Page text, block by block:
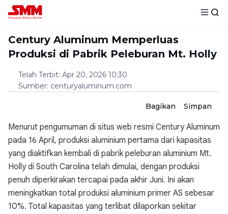
Century Aluminum Memperluas
Produksi di Pabrik Peleburan Mt. Holly
Telah Terbit: Apr 20, 2026 10:30
Sumber: centuryaluminum.com
Bagikan Simpan
Menurut pengumuman di situs web resmi Century Aluminum
pada 16 April, produksi aluminium pertama dari kapasitas
yang diaktifkan kembali di pabrik peleburan aluminium Mt.
Holly di South Carolina telah dimulai, dengan produksi
penuh diperkirakan tercapai pada akhir Juni. Ini akan
meningkatkan total produksi aluminium primer AS sebesar
10%. Total kapasitas yang terlibat dilaporkan sekitar